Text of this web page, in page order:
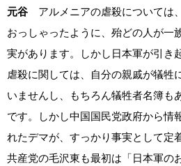
元谷 アルメニアの虐殺については
おっしゃったように、殆どの人が一
実があります。しかし日本軍が引き
虐殺に関しては、自分の親戚が犠牲
いませんし、もちろん犠牲者名簿も
です。しかし中国国民党政府から情
れたデマが、すっかり事実として定
共産党の毛沢東も最初は「日本軍の